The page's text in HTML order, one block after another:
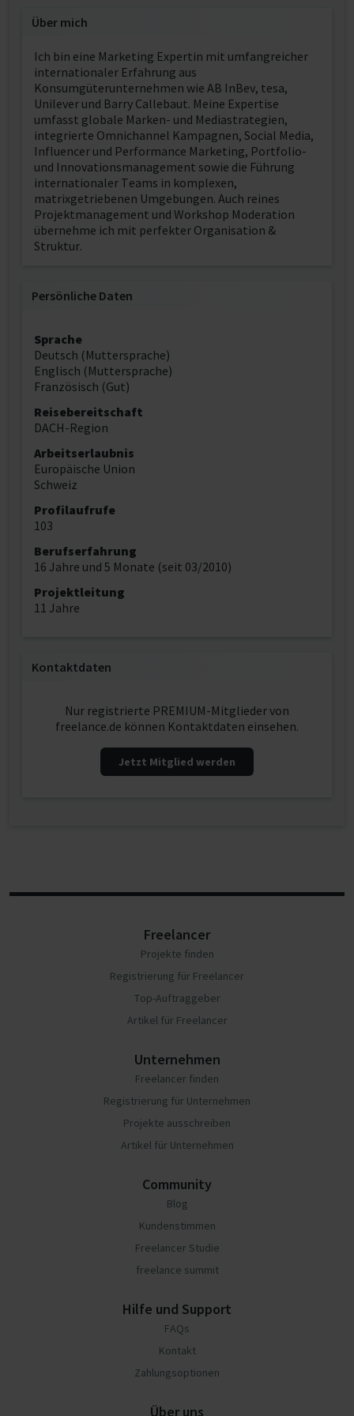
Über mich
Ich bin eine Marketing Expertin mit umfangreicher
internationaler Erfahrung aus
Konsumgüterunternehmen wie AB InBev, tesa,
Unilever und Barry Callebaut. Meine Expertise
umfasst globale Marken- und Mediastrategien,
integrierte Omnichannel Kampagnen, Social Media,
Influencer und Performance Marketing, Portfolio-
und Innovationsmanagement sowie die Führung
internationaler Teams in komplexen,
matrixgetriebenen Umgebungen. Auch reines
Projektmanagement und Workshop Moderation
übernehme ich mit perfekter Organisation &
Struktur.
Persönliche Daten
Sprache
Deutsch (Muttersprache)
Englisch (Muttersprache)
Französisch (Gut)
Reisebereitschaft
DACH-Region
Arbeitserlaubnis
Europäische Union
Schweiz
Profilaufrufe
103
Berufserfahrung
16 Jahre und 5 Monate (seit 03/2010)
Projektleitung
11 Jahre
Kontaktdaten
Nur registrierte PREMIUM-Mitglieder von
freelance.de können Kontaktdaten einsehen.
Jetzt Mitglied werden
Freelancer
Projekte finden
Registrierung für Freelancer
Top-Auftraggeber
Artikel für Freelancer
Unternehmen
Freelancer finden
Registrierung für Unternehmen
Projekte ausschreiben
Artikel für Unternehmen
Community
Blog
Kundenstimmen
Freelancer Studie
freelance summit
Hilfe und Support
FAQs
Kontakt
Zahlungsoptionen
Über uns